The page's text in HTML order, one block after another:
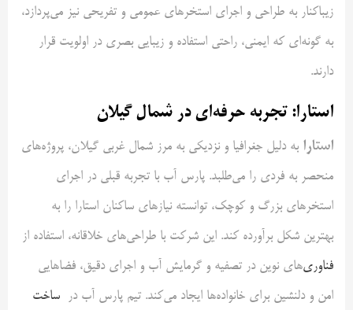
زیباکنار به طراحی و اجرای استخرهای عمومی و تفریحی نیز می‌پردازد،
به گونه‌ای که ایمنی، راحتی استفاده و زیبایی بصری در اولویت قرار
دارند.
استارا: تجربه حرفه‌ای در شمال گیلان
استارا به دلیل جغرافیا و نزدیکی به مرز شمال غربی گیلان، پروژه‌های
منحصر به فردی را می‌طلبد. پارس آب با تجربه قبلی در اجرای
استخرهای بزرگ و کوچک، توانسته نیازهای ساکنان استارا را به
بهترین شکل برآورده کند. این شرکت با طراحی‌های خلاقانه، استفاده از
فناوری‌های نوین در تصفیه و گرمایش آب و اجرای دقیق، فضاهایی
امن و دلنشین برای خانواده‌ها ایجاد می‌کند. تیم پارس آب در ساخت